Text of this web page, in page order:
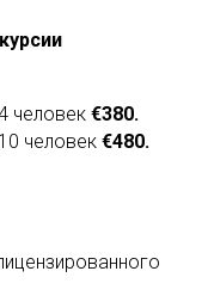
человек €380.
человек €480.